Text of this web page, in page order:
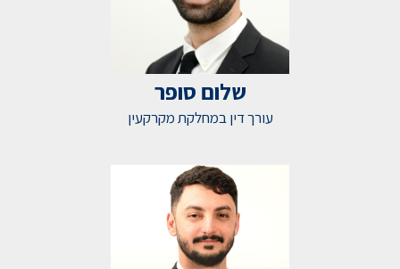
שלום סופר
עורך דין במחלקת מקרקעין